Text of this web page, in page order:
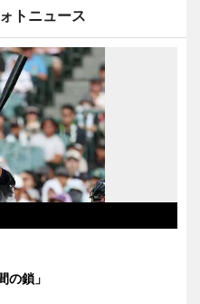
トニュース
の鎖」